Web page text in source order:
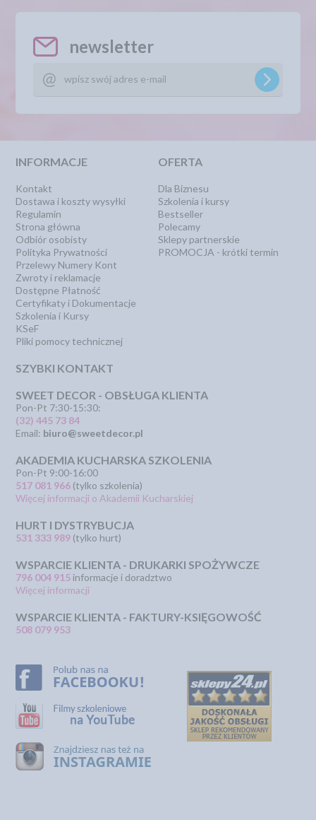
newsletter
INFORMACJE
Kontakt
Dostawa i koszty wysyłki
Regulamin
Strona główna
Odbiór osobisty
Polityka Prywatności
Przelewy Numery Kont
Zwroty i reklamacje
Dostępne Płatność
Certyfikaty i Dokumentacje
Szkolenia i Kursy
KSeF
Pliki pomocy technicznej
OFERTA
Dla Biznesu
Szkolenia i kursy
Bestseller
Polecamy
Sklepy partnerskie
PROMOCJA - krótki termin
SZYBKI KONTAKT
SWEET DECOR - OBSŁUGA KLIENTA
Pon-Pt 7:30-15:30:
(32) 445 73 84
Email: biuro@sweetdecor.pl
AKADEMIA KUCHARSKA SZKOLENIA
Pon-Pt 9:00-16:00
517 081 966 (tylko szkolenia)
Więcej informacji o Akademii Kucharskiej
HURT I DYSTRYBUCJA
531 333 989 (tylko hurt)
WSPARCIE KLIENTA - DRUKARKI SPOŻYWCZE
796 004 915 informacje i doradztwo
Więcej informacji
WSPARCIE KLIENTA - FAKTURY-KSIĘGOWOŚĆ
508 079 953